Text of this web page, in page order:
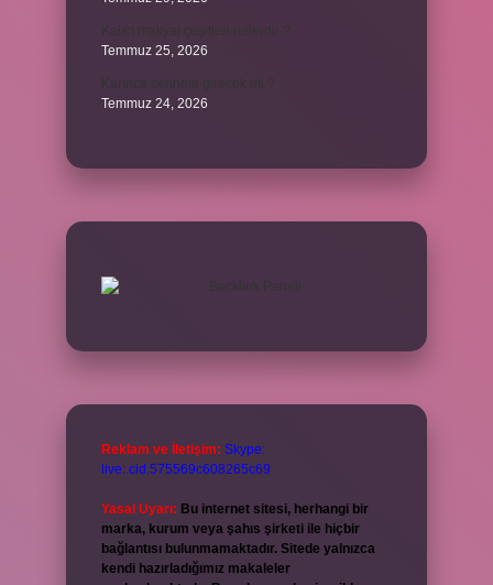
Temmuz 25, 2026
Temmuz 24, 2026
Reklam ve İletişim: Skype:
live:.cid.575569c608265c69
Yasal Uyarı: Bu internet sitesi, herhangi bir
marka, kurum veya şahıs şirketi ile hiçbir
bağlantısı bulunmamaktadır. Sitede yalnızca
kendi hazırladığımız makaleler